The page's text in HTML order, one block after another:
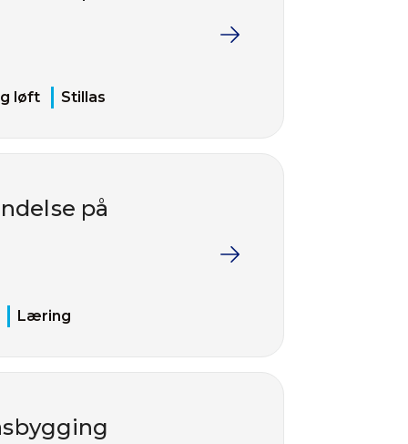
løft Stillas
på
Læring